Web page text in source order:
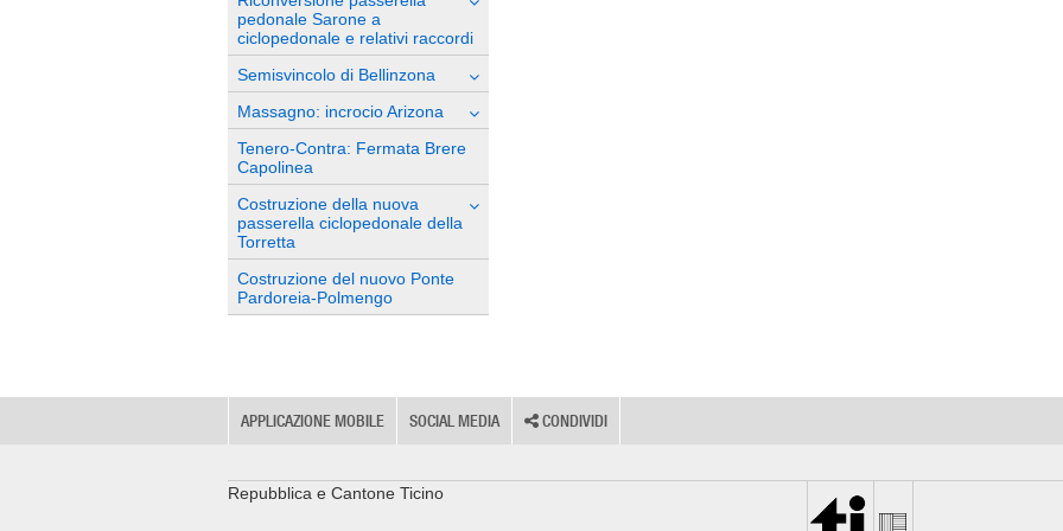
pedonale Sarone a
ciclopedonale e relativi raccordi
Semisvincolo di Bellinzona
Massagno: incrocio Arizona
Tenero-Contra: Fermata Brere
Capolinea
Costruzione della nuova
passerella ciclopedonale della
Torretta
Costruzione del nuovo Ponte
Pardoreia-Polmengo
APPLICAZIONE MOBILE SOCIAL MEDIA CONDIVIDI
Repubblica e Cantone Ticino